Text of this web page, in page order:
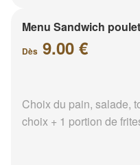
Menu Sandwich
Dès 9.00 €
Choix du pain, salade,
choix + 1 portion de